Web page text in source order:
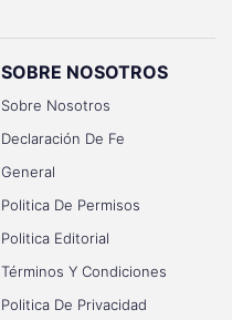
SOBRE NOSOTROS
Sobre Nosotros
Declaración De Fe
General
Politica De Permisos
Politica Editorial
Términos Y Condiciones
Politica De Privacidad